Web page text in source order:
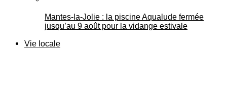
Mantes-la-Jolie : la piscine Aqualude fermée
jusqu’au 9 août pour la vidange estivale
Vie locale